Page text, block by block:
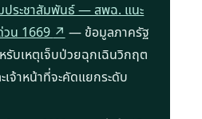
ประชาสัมพันธ์ — สพฉ. แนะ
วน 1669 ↗ — ข้อมูลภาครัฐ
รับเหตุเจ็บป่วยฉุกเฉินวิกฤต
จ้าหน้าที่จะคัดแยกระดับ